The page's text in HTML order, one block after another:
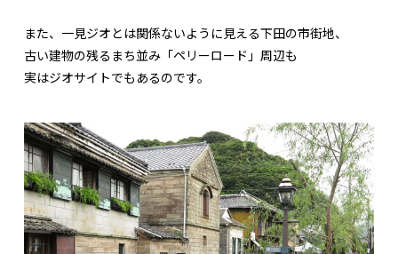
また、一見ジオとは関係ないように見える下田の市街地、
古い建物の残るまち並み「ペリーロード」周辺も
実はジオサイトでもあるのです。